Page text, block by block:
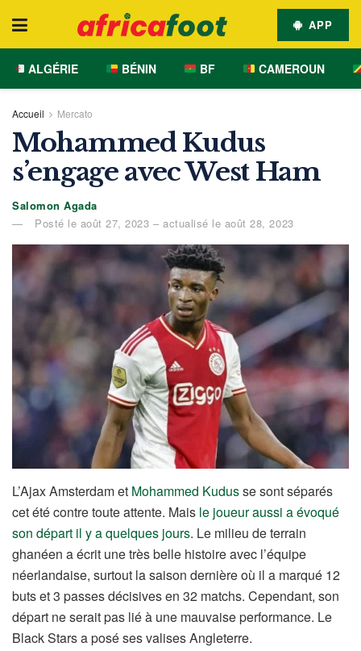
APP
ALGÉRIE BÉNIN BF CAMEROUN
Accueil Mercato
Mohammed Kudus
s’engage avec West Ham
Salomon Agada
Posté le août 27, 2023 – actualisé le août 28, 2023
L’Ajax Amsterdam et Mohammed Kudusse sont séparés
cet été contre toute attente. Mais le joueur aussi a évoqué
son départ il y a quelques jours. Le milieu de terrain
ghanéen a écrit une très belle histoire avec l’équipe
néerlandaise, surtout la saison dernière où il a marqué 12
buts et 3 passes décisives en 32 matchs. Cependant, son
départ ne serait pas lié à une mauvaise performance. Le
Black Stars a posé ses valises Angleterre.